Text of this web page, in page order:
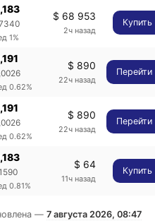
1%
$ 68 953
2ч назад
Купить
0.62%
$ 890
22ч назад
Перейти
0.62%
$ 890
22ч назад
Перейти
0.81%
$ 64
11ч назад
Купить
—7 августа 2026, 08:47